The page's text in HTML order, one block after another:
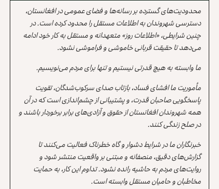
محدودیت‌های گسترده بر رسانه‌ها و فضای عمومی در افغانستان،
دسترسی شهروندان به اطلاعات مستقل را محدود کرده است. در
چنین شرایطی، «اطلاعات روز» متعهدانه و مستقل به کار خود ادامه
می‌دهد تا حقیقت قربانی خاموشی و فراموشی نشود.
ما وابسته به هیچ قدرتی نیستیم و تنها برای مردم می‌نویسیم.
مأموریت ما افشای فساد، بازتاب صدای سرکوب‌شدگان، تقویت
پاسخگویی صاحبان قدرت، و پشتیبانی از چشم‌اندازی است که در آن
همه شهروندان افغانستان از حقوق و آزادی‌های برابر برخوردار باشند و
در صلح زندگی کنند.
خبرنگاران ما در شرایط دشوار و گاه خطرناک فعالیت می‌کنند تا
گزارش‌های دقیق، منصفانه و مبتنی بر واقعیت منتشر شود و
روایت‌های مردم به حاشیه رانده نشود. تداوم این کار، به حمایت
مخاطبان و حامیان مستقل وابسته است.